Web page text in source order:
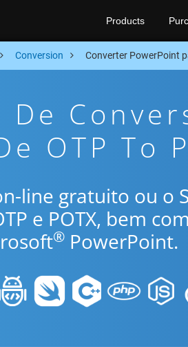
Products
Conversion Converter PowerPoint
OTP To
line gratuito ou o
e POTX, bem
® PowerPoint.